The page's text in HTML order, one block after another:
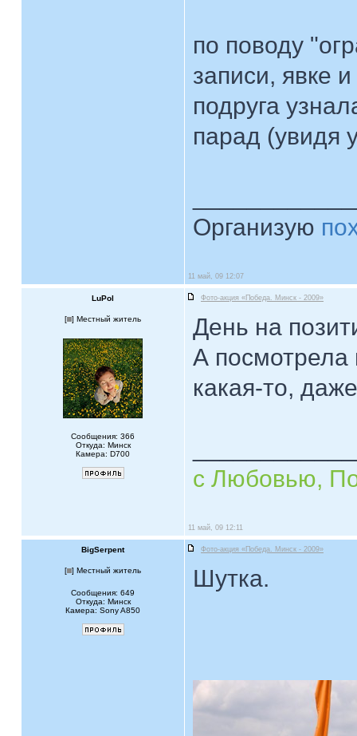
по поводу
записи, явке
подруга
парад (увидя
Организую
11 май, 09 12:07
LuPol Фото-акция «Победа. Минск - 2009»
[ ] Местный житель
Сообщения: 366
Откуда: Минск
Камера: D700
День на
А посмотрела
какая-то,
с Любовью,
11 май, 09 12:11
BigSerpent Фото-акция «Победа. Минск - 2009»
[ ] Местный житель
Сообщения: 649
Откуда: Минск
Камера: Sony A850
Шутка.